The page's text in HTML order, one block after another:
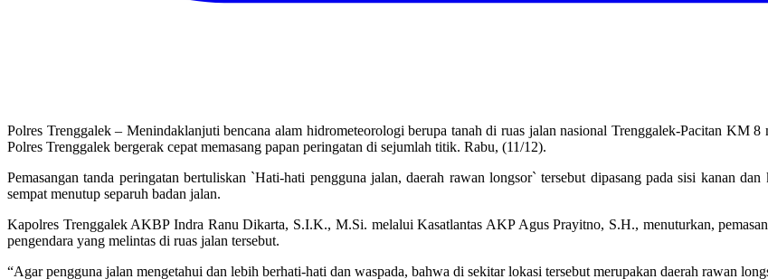
Polres Trenggalek – Menindaklanjuti bencana alam hidrometeorologi berupa tanah di ruas jalan nasional Trenggalek-Pacitan KM
Polres Trenggalek bergerak cepat memasang papan peringatan di sejumlah titik. Rabu, (11/12).
Pemasangan tanda peringatan bertuliskan `Hati-hati pengguna jalan, daerah rawan longsor` tersebut dipasang pada sisi kanan
sempat menutup separuh badan jalan.
Kapolres Trenggalek AKBP Indra Ranu Dikarta, S.I.K., M.Si. melalui Kasatlantas AKP Agus Prayitno, S.H., menuturkan,
pengendara yang melintas di ruas jalan tersebut.
“Agar pengguna jalan mengetahui dan lebih berhati-hati dan waspada, bahwa di sekitar lokasi tersebut merupakan daerah rawan